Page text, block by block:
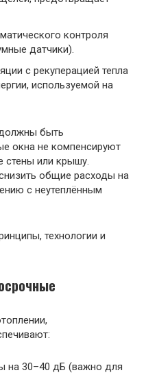
контроля
датчики).
с рекуперацией тепла
используемой на
быть
окна не компенсируют
стены или крышу.
общие расходы на
с неутеплённым
на 30–40 дБ (важно для